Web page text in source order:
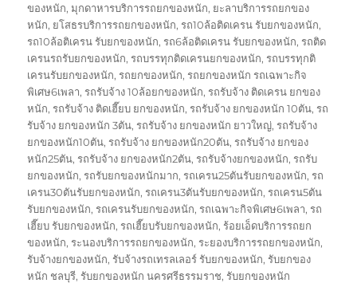
ของหนัก,มุกดาหารบริการรถยกของหนัก, ยะลาบริการรถยกของ
หนัก, ยโสธรบริการรถยกของหนัก,รถ10ล้อติดเครน รับยกของหนัก,
รถ10ล้อติเครน รับยกของหนัก,รถ6ล้อติดเครน รับยกของหนัก,รถติด
เครนรถรับยกของหนัก,รถบรรทุกติดเครนยกของหนัก,รถบรรทุกติ
เครนรับยกของหนัก,รถยกของหนัก,รถยกของหนัก รถเฉพาะกิจ
พิเศษ6เพลา,รถรับจ้าง 10ล้อยกของหนัก,รถรับจ้าง ติดเครน ยกของ
หนัก,รถรับจ้าง ติดเฮี๊ยบ ยกของหนัก,รถรับจ้าง ยกของหนัก 10ตัน,รถ
รับจ้าง ยกของหนัก 3ตัน,รถรับจ้าง ยกของหนัก ยาวใหญ่,รถรับจ้าง
ยกของหนัก10ตัน,รถรับจ้าง ยกของหนัก20ตัน,รถรับจ้าง ยกของ
หนัก25ตัน,รถรับจ้าง ยกของหนัก2ตัน,รถรับจ้างยกของหนัก,รถรับ
ยกของหนัก,รถรับยกของหนักมาก,รถเครน25ตันรับยกของหนัก,รถ
เครน30ตันรับยกของหนัก,รถเครน3ตันรับยกของหนัก,รถเครน5ตัน
รับยกของหนัก,รถเครนรับยกของหนัก,รถเฉพาะกิจพิเศษ6เพลา,รถ
เฮี๊ยบ รับยกของหนัก,รถเฮี๊ยบรับยกของหนัก,ร้อยเอ็ดบริการรถยก
ของหนัก,ระนองบริการรถยกของหนัก,ระยองบริการรถยกของหนัก,
รับจ้างยกของหนัก,รับจ้างรถเทรลเลอร์ รับยกของหนัก,รับยกของ
หนัก ชลบุรี,รับยกของหนัก นครศรีธรรมราช,รับยกของหนัก